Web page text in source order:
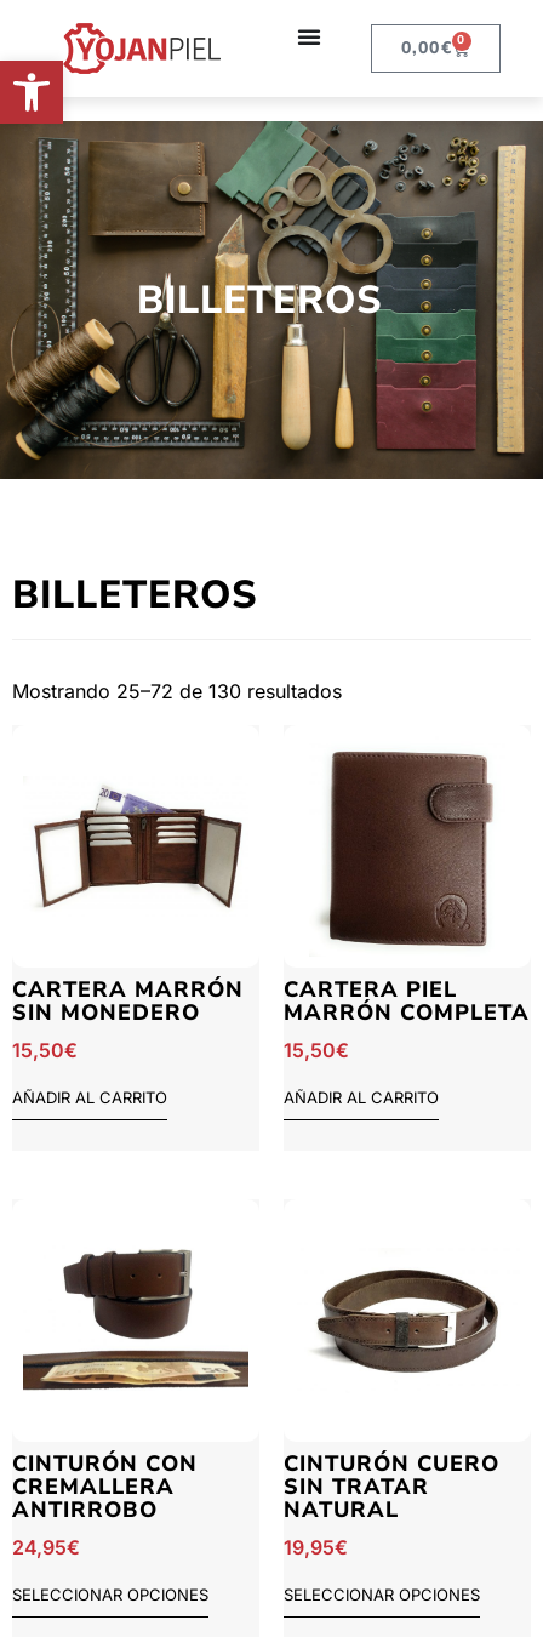
Abrir barra de herramientas 0,00€ 0
BILLETEROS
BILLETEROS
Mostrando 25–72 de 130 resultados
CARTERA MARRÓN
SIN MONEDERO
15,50€
AÑADIR AL CARRITO
CARTERA PIEL
MARRÓN COMPLETA
15,50€
AÑADIR AL CARRITO
CINTURÓN CON
CREMALLERA
ANTIRROBO
24,95€
SELECCIONAR OPCIONES
CINTURÓN CUERO
SIN TRATAR
NATURAL
19,95€
SELECCIONAR OPCIONES